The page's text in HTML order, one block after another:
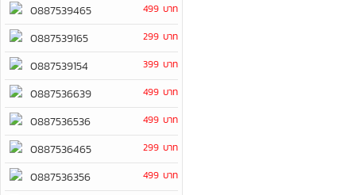
0887539465 499 บาท
0887539165 299 บาท
0887539154 399 บาท
0887536639 499 บาท
0887536536 499 บาท
0887536465 299 บาท
0887536356 499 บาท